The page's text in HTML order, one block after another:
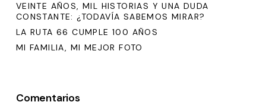
VEINTE AÑOS, MIL HISTORIAS Y UNA DUDA
CONSTANTE: ¿TODAVÍA SABEMOS MIRAR?
LA RUTA 66 CUMPLE 100 AÑOS
MI FAMILIA, MI MEJOR FOTO
Comentarios